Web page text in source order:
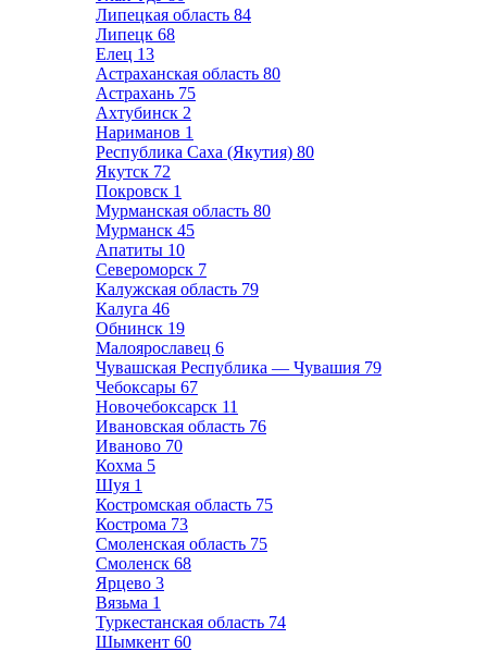
Липецкая область 84
Липецк 68
Елец 13
Астраханская область 80
Астрахань 75
Ахтубинск 2
Нариманов 1
Республика Саха (Якутия) 80
Якутск 72
Покровск 1
Мурманская область 80
Мурманск 45
Апатиты 10
Североморск 7
Калужская область 79
Калуга 46
Обнинск 19
Малоярославец 6
Чувашская Республика — Чувашия 79
Чебоксары 67
Новочебоксарск 11
Ивановская область 76
Иваново 70
Кохма 5
Шуя 1
Костромская область 75
Кострома 73
Смоленская область 75
Смоленск 68
Ярцево 3
Вязьма 1
Туркестанская область 74
Шымкент 60